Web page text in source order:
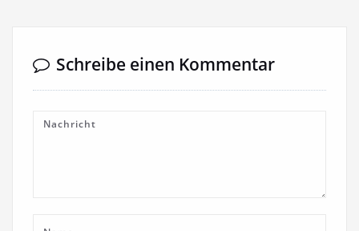
Schreibe einen Kommentar